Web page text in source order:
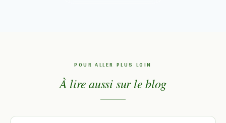
POUR ALLER PLUS LOIN
À lire aussi sur le blog